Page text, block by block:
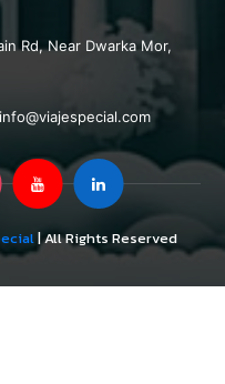
Rd, Near Dwarka Mor,
info@viajespecial.com
| All Rights Reserved